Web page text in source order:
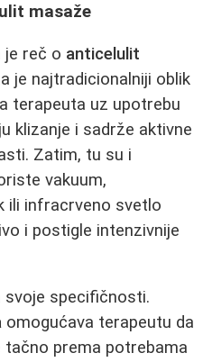
masaže
je reč o anticelulit
je najtradicionalniji oblik
terapeuta uz upotrebu
klizanje i sadrže aktivne
Zatim, tu su i
vakuum,
ili infracrveno svetlo
i postigle intenzivnije
svoje specifičnosti.
omogućava terapeutu da
prema potrebama